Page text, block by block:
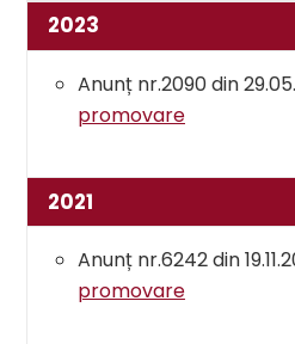
content
2023
Anunț nr.2090 din
promovare
2021
Anunț nr.6242 din
promovare